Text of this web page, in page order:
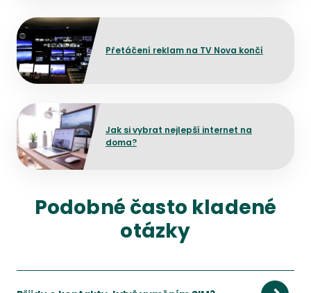
Přetáčení reklam na TV Nova končí
Přejít na detail článku
Jak si vybrat nejlepší internet na
doma?
Přejít na detail článku
Podobné často kladené
otázky